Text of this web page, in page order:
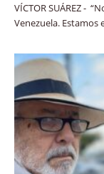
VÍCTOR SUÁREZ -
Venezuela. Estamos